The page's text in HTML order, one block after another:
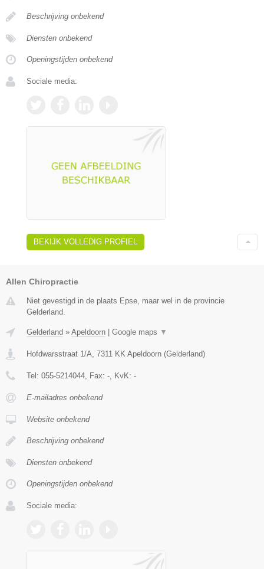
Beschrijving onbekend
Diensten onbekend
Openingstijden onbekend
Sociale media:
BEKIJK VOLLEDIG PROFIEL
Allen Chiropractie
Niet gevestigd in de plaats Epse, maar wel in de provincie
Gelderland.
Gelderland » Apeldoorn Google maps ▼
Hofdwarsstraat 1/A, 7311 KK Apeldoorn (Gelderland)
Tel: 055-5214044, Fax: -, KvK: -
E-mailadres onbekend
Website onbekend
Beschrijving onbekend
Diensten onbekend
Openingstijden onbekend
Sociale media: